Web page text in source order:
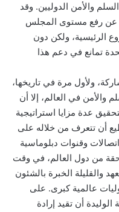
والأمن الدوليين. وقد
عن رفع مستوى المجلس
الرئيسية، ولكن دون
تمانع في دعم هذا
ولأول مرة في تاريخها،
في العالم، إلا أن
عدة مزايا استراتيجية
أن تتعرف من خلاله على
وقنوات دبلوماسية
من دول العالم، في وقت
والقليلة الخبرة بالشئون
عالمية كبرى. على
أن تقيد إرادة